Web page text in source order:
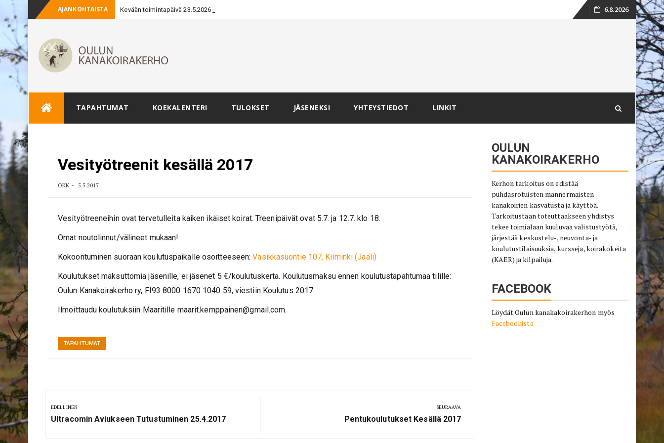
AJANKOHTAISTA Kevään toimintapäivä 23.5.2026
Skip
6.8.2026
TAPAHTUMAT KOEKALENTERI TULOKSET JÄSENEKSI YHTEYSTIEDOT LINKIT
Vesityötreenit kesällä 2017
OKK 5.5.2017
Vesityötreeneihin ovat tervetulleita kaiken ikäiset koirat. Treenipäivät ovat 5.7. ja 12.7. klo 18.
Omat noutolinnut/välineet mukaan!
Kokoontuminen suoraan koulutuspaikalle osoitteeseen:Vasikkasuontie 107, Kiiminki (Jääli)
Koulutukset maksuttomia jäsenille, ei jäsenet 5 €/koulutuskerta. Koulutusmaksu ennen koulutustapahtumaa tilille:
Oulun Kanakoirakerho ry, FI93 8000 1670 1040 59, viestiin Koulutus 2017
Ilmoittaudu koulutuksiin Maaritille maarit.kemppainen@gmail.com.
TAPAHTUMAT
selaus
EDELLINEN
Previous
Ultracomin Aviukseen Tutustuminen 25.4.2017
SEURAAVA
Next
Pentukoulutukset Kesällä 2017
OULUN
KANAKOIRAKERHO
Kerhon tarkoitus on edistää
puhdasrotuisten mannermaisten
kanakoirien kasvatusta ja käyttöä.
Tarkoitustaan toteuttaakseen yhdistys
tekee toimialaan kuuluvaa valistustyötä,
järjestää keskustelu-, neuvonta- ja
koulutustilaisuuksia, kursseja, koirakokeita
(KAER) ja kilpailuja.
FACEBOOK
Löydät Oulun kanakakoirakerhon myös
Facebookista